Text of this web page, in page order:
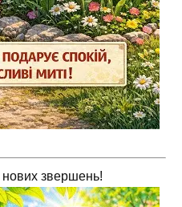
звершень!